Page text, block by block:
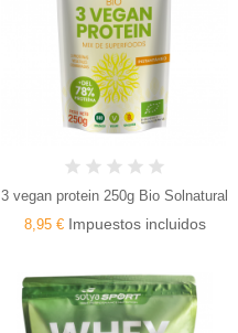
3 vegan protein 250g Bio Solnatural
8,95 €Impuestos incluidos